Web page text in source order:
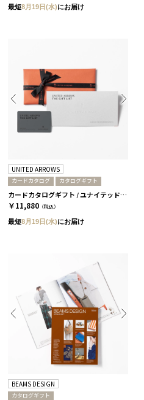
最短8月19日(水)にお届け
UNITED ARROWS
カードカタログ カタログギフト
カードカタログギフト / ユナイテッドアローズ ザ ギフト リスト / CH-CARD
￥11,880 （税込）
最短8月19日(水)にお届け
BEAMS DESIGN
カタログギフト